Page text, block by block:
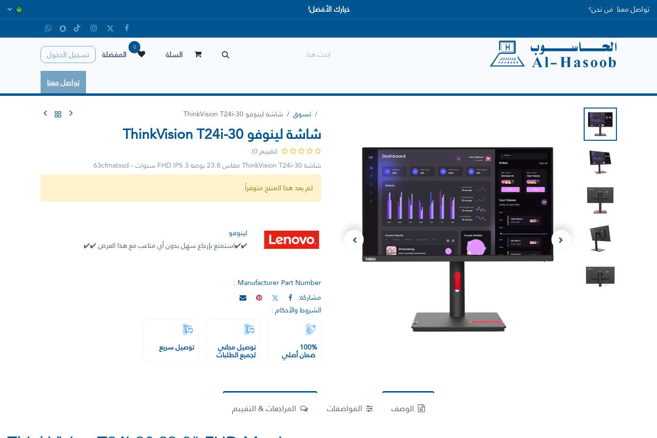
تواصل معنا مَن نحن؟ خيارك الأفضل!
السلة
0
المفضلة
تسجيل الدخول
تواصل معنا
تسوق شاشة لينوفو ThinkVision T24i-30
شاشة لينوفو ThinkVision T24i-30
(تقييم 0)
شاشة ThinkVision T24i-30 مقاس 23.8 بوصة FHD IPS 3 سنوات - 63cfmatxsd
لم يعد هذا المنتج متوفراً.
لينوفو
✔️✔️استمتع بإرجاع سهل بدون أي متاعب مع هذا العرض ✔️✔️
Manufacturer Part Number :
مشاركة:
الشروط والأحكام :
100%
ضمان أصلي
توصيل مجاني
لجميع الطلبات
توصيل سريع
الوصف المواصفات المراجعات & التقييم